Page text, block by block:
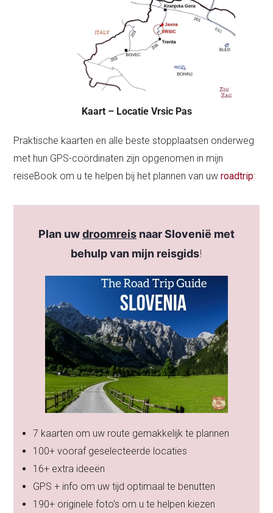
Kaart – Locatie Vrsic Pas
Praktische kaarten en alle beste stopplaatsen onderweg
met hun GPS-coördinaten zijn opgenomen in mijn
reiseBook om u te helpen bij het plannen van uwroadtrip:
Plan uwdroomreis naar Slovenië met
behulp van mijn reisgids!
7 kaarten om uw route gemakkelijk te plannen
100+ vooraf geselecteerde locaties
16+ extra ideeën
GPS + info om uw tijd optimaal te benutten
190+ originele foto’s om u te helpen kiezen